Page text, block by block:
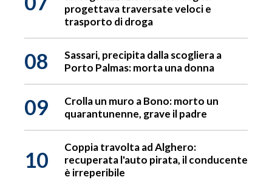
progettava traversate veloci e
trasporto di droga
08
Sassari, precipita dalla scogliera a
Porto Palmas: morta una donna
09
Crolla un muro a Bono: morto un
quarantunenne, grave il padre
10
Coppia travolta ad Alghero:
recuperata l'auto pirata, il conducente
è irreperibile